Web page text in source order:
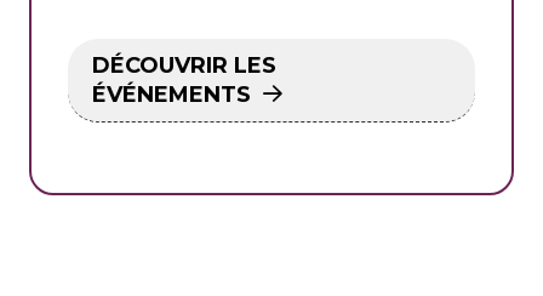
DÉCOUVRIR LES
ÉVÉNEMENTS